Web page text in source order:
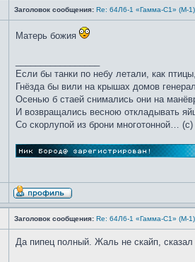
Заголовок сообщения: Re: 64Л6-1 «Гамма-С1» (М-
Матерь божия
Если бы танки по небу летали, как
Гнёзда бы вили на крышах домов
Осенью б стаей снимались они на
И возвращались весною откладывать
Со скорлупой из брони многотонной… (c)
Заголовок сообщения: Re: 64Л6-1 «Гамма-С1» (М-
Да пипец полный. Жаль не скайп, сказал